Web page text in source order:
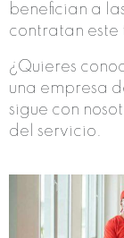
benefician a
contratan este
¿Quieres
una empresa
sigue con
del servicio.